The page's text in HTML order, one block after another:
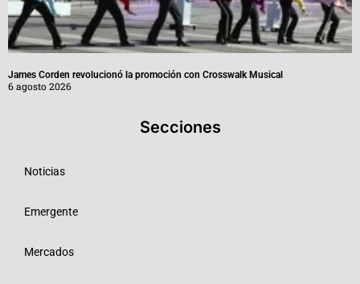
James Corden revolucionó la promoción con Crosswalk Musical
6 agosto 2026
Secciones
Noticias
Emergente
Mercados